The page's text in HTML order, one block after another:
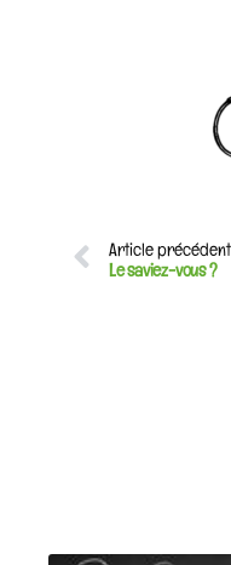
Article précédent
Le saviez-vous ?